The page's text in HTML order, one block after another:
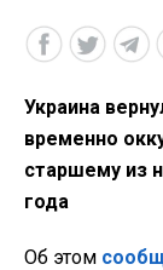
Украина
временно
старшему из
года
Об этом